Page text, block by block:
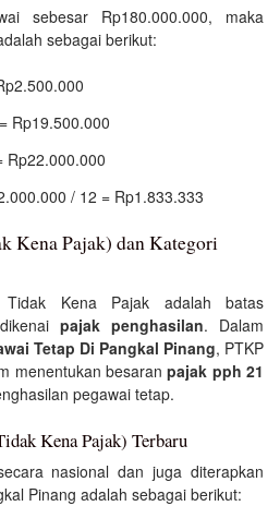
sebesar Rp180.000.000, maka
sebagai berikut:
Rp19.500.000
Rp22.000.000
/ 12 = Rp1.833.333
Kena Pajak) dan Kategori
Tidak Kena Pajak adalah batas
pajak penghasilan. Dalam
Tetap Di Pangkal Pinang, PTKP
menentukan besaranpajak pph 21
pegawai tetap.
Kena Pajak) Terbaru
nasional dan juga diterapkan
Pinang adalah sebagai berikut: